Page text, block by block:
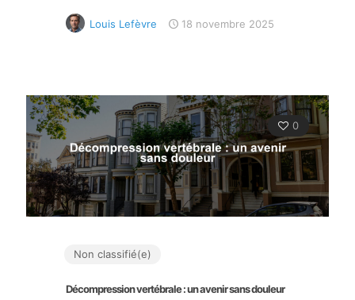
Louis Lefèvre 18 novembre 2025
0
Non classifié(e)
Décompression vertébrale : un avenir sans douleur